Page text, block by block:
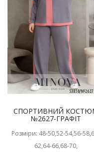
СПОРТИВНИЙ
№2627-ГРАФІТ
Розміри: 48-50,52-54,56-
62,64-66,68-70,